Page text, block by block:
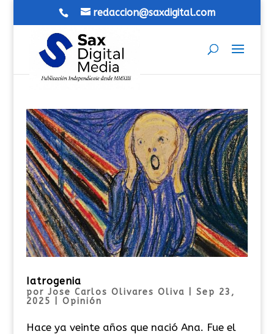
redaccion@saxdigital.com
Iatrogenia
por Jose Carlos Olivares Oliva
Sep 23,
2025
Opinión
Hace ya veinte años que nació Ana. Fue el